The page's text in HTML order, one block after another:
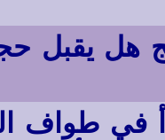
هل يقبل
في طواف